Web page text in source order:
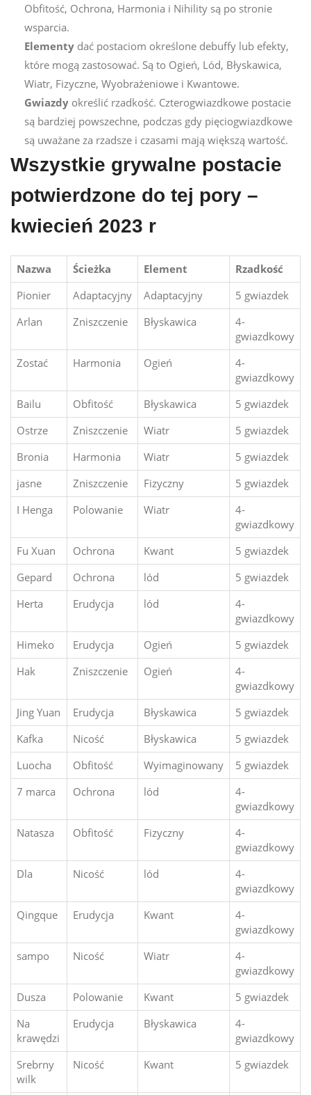
Obfitość, Ochrona, Harmonia i Nihility są po stronie
wsparcia.
Elementy dać postaciom określone debuffy lub efekty,
które mogą zastosować. Są to Ogień, Lód, Błyskawica,
Wiatr, Fizyczne, Wyobrażeniowe i Kwantowe.
Gwiazdy określić rzadkość. Czterogwiazdkowe postacie
są bardziej powszechne, podczas gdy pięciogwiazdkowe
są uważane za rzadsze i czasami mają większą wartość.
Wszystkie grywalne postacie
potwierdzone do tej pory –
kwiecień 2023 r
Nazwa Ścieżka Element
Rzadkość
Pionier
Adaptacyjny Adaptacyjny
5 gwiazdek
Arlan
Zniszczenie Błyskawica
4-
gwiazdkowy
Zostać
Harmonia Ogień
4-
gwiazdkowy
Bailu
Obfitość Błyskawica
5 gwiazdek
Ostrze
Zniszczenie Wiatr
5 gwiazdek
Bronia
Harmonia Wiatr
5 gwiazdek
jasne
Zniszczenie Fizyczny
5 gwiazdek
I Henga
Polowanie Wiatr
4-
gwiazdkowy
Fu Xuan
Ochrona Kwant
5 gwiazdek
Gepard
Ochrona lód
5 gwiazdek
Herta
Erudycja lód
4-
gwiazdkowy
Himeko
Erudycja Ogień
5 gwiazdek
Hak
Zniszczenie Ogień
4-
gwiazdkowy
Jing Yuan
Erudycja Błyskawica
5 gwiazdek
Kafka
Nicość Błyskawica
5 gwiazdek
Luocha
Obfitość Wyimaginowany
5 gwiazdek
7 marca
Ochrona lód
4-
gwiazdkowy
Natasza
Obfitość Fizyczny
4-
gwiazdkowy
Dla
Nicość lód
4-
gwiazdkowy
Qingque
Erudycja Kwant
4-
gwiazdkowy
sampo
Nicość Wiatr
4-
gwiazdkowy
Dusza
Polowanie Kwant
5 gwiazdek
Na
krawędzi
Erudycja Błyskawica
4-
gwiazdkowy
Srebrny
wilk
Nicość Kwant 5 gwiazdek